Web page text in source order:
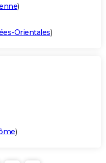
)
Orientales)
)